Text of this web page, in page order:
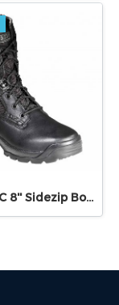
5.11 A.T.A.C 8'' Sidezip Boot